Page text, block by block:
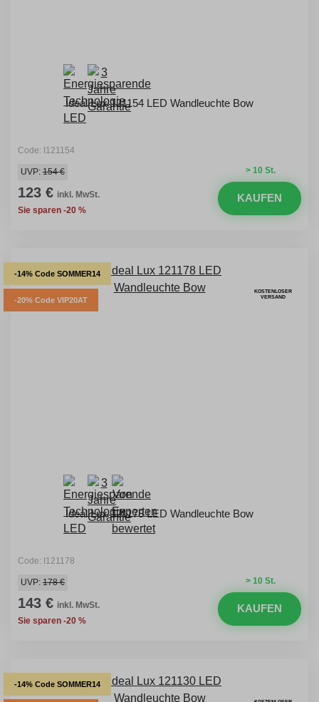
Ideal Lux 121154 LED Wandleuchte Bow
Code: I121154
> 10 St.
UVP: 154 €
123 € inkl. MwSt.
Sie sparen -20 %
KAUFEN
-14% Code SOMMER14
-20% Code VIP20AT
KOSTENLOSER
VERSAND
Ideal Lux 121178 LED Wandleuchte Bow
Code: I121178
> 10 St.
UVP: 178 €
143 € inkl. MwSt.
Sie sparen -20 %
KAUFEN
-14% Code SOMMER14